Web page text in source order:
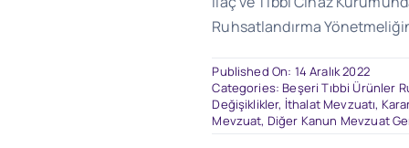
Ruhsatlandırma
Published On: 14 Aralık 2022
Categories: Beşeri Tıbbi Ürünler
Değişiklikler, İthalat Mevzuatı,
Mevzuat, Diğer Kanun Mevzuat